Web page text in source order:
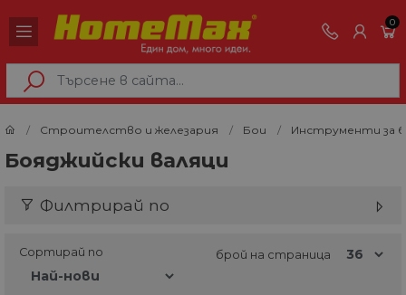
0
Строителство и железария Бои Инструменти за
Бояджийски валяци
Филтрирай по
Сортирай по брой на страница